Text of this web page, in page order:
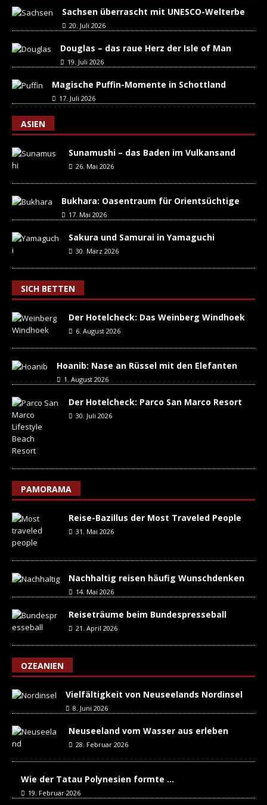
Sachsen überrascht mit UNESCO-Welterbe
20. Juli 2026
Douglas – das raue Herz der Isle of Man
19. Juli 2026
Magische Puffin-Momente in Schottland
17. Juli 2026
ASIEN
Sunamushi – das Baden im Vulkansand
26. Mai 2026
Bukhara: Oasentraum für Orientsüchtige
17. Mai 2026
Sakura und Samurai in Yamaguchi
30. März 2026
SICH BETTEN
Der Hotelcheck: Das Weinberg Windhoek
6. August 2026
Hoanib: Nase an Rüssel mit den Elefanten
1. August 2026
Der Hotelcheck: Parco San Marco Resort
30. Juli 2026
PAMORAMA
Reise-Bazillus der Most Traveled People
31. Mai 2026
Nachhaltig reisen häufig Wunschdenken
14. Mai 2026
Reiseträume beim Bundespresseball
21. April 2026
OZEANIEN
Vielfältigkeit von Neuseelands Nordinsel
8. Juni 2026
Neuseeland vom Wasser aus erleben
28. Februar 2026
Wie der Tatau Polynesien formte …
19. Februar 2026